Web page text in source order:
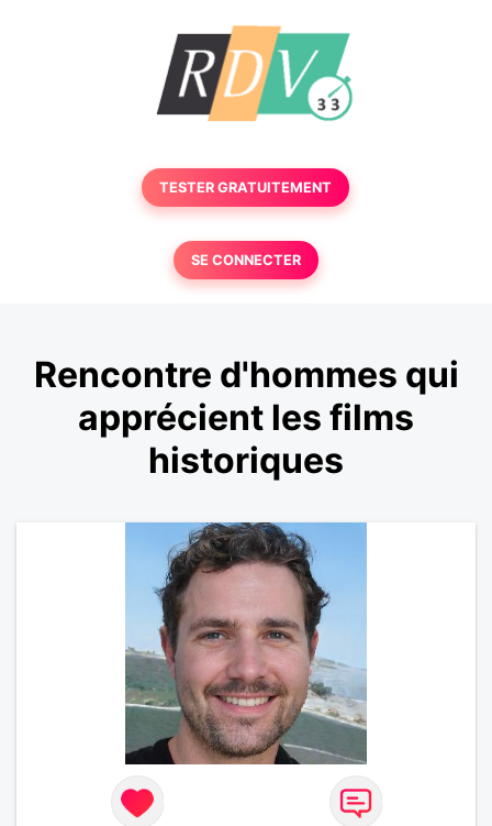
TESTER GRATUITEMENT
SE CONNECTER
Rencontre d'hommes qui
apprécient les films
historiques